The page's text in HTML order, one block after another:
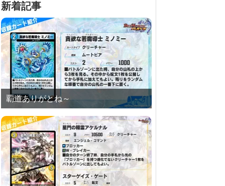
新着記事
覇道ありがとね～